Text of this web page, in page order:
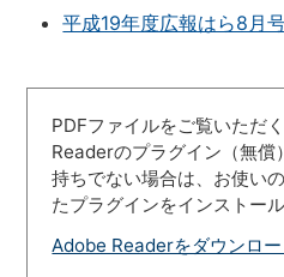
平成19年度広報はら8月
PDFファイルをご覧いただ
Readerのプラグイン（無償
持ちでない場合は、お使い
たプラグインをインストー
Adobe Readerをダウンロー